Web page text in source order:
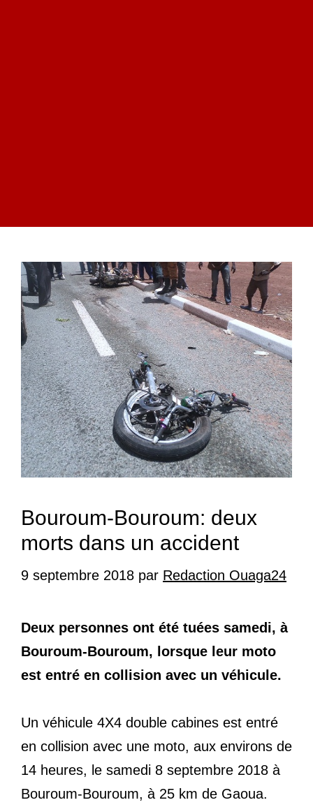
Bouroum-Bouroum: deux
morts dans un accident
9 septembre 2018 par Redaction Ouaga24
Deux personnes ont été tuées samedi, à
Bouroum-Bouroum, lorsque leur moto
est entré en collision avec un véhicule.
Un véhicule 4X4 double cabines est entré
en collision avec une moto, aux environs de
14 heures, le samedi 8 septembre 2018 à
Bouroum-Bouroum, à 25 km de Gaoua.